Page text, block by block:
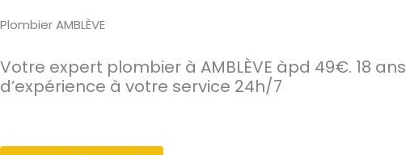
Plombier AMBLÈVE
Votre expert plombier à AMBLÈVE àpd 49€. 18 ans
d’expérience à votre service 24h/7